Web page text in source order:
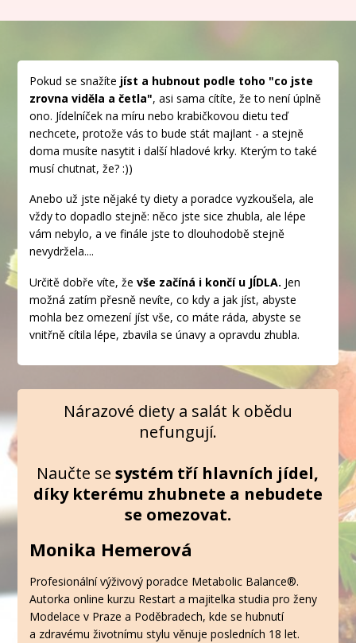
Pokud se snažíte jíst a hubnout podle toho "co jste
zrovna viděla a četla", asi sama cítíte, že to není úplně
ono. Jídelníček na míru nebo krabičkovou dietu teď
nechcete, protože vás to bude stát majlant - a stejně
doma musíte nasytit i další hladové krky. Kterým to také
musí chutnat, že? :))
Anebo už jste nějaké ty diety a poradce vyzkoušela, ale
vždy to dopadlo stejně: něco jste sice zhubla, ale lépe
vám nebylo, a ve finále jste to dlouhodobě stejně
nevydržela....
Určitě dobře víte, ževše začíná i končí u JÍDLA. Jen
možná zatím přesně nevíte, co kdy a jak jíst, abyste
mohla bez omezení jíst vše, co máte ráda, abyste se
vnitřně cítila lépe, zbavila se únavy a opravdu zhubla.
Nárazové diety a salát k obědu
nefungují.
Naučte se systém tří hlavních jídel,
díky kterému zhubnete a nebudete
se omezovat.
Monika Hemerová
Profesionální výživový poradce Metabolic Balance®.
Autorka online kurzu Restart a majitelka studia pro ženy
Modelace v Praze a Poděbradech, kde se hubnutí
a zdravému životnímu stylu věnuje posledních 18 let.